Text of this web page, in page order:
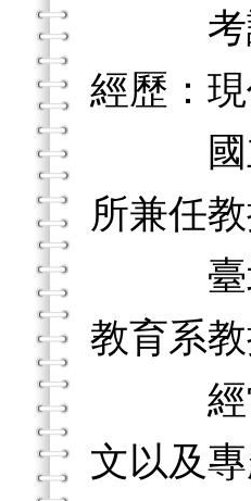
考試
經歷：
國立
所兼任
臺北
教育系
經常
文以及